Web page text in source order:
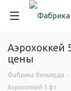
Аэрохоккей
цены
Фабрика бильярда -
Аэрохоккей 5 фт